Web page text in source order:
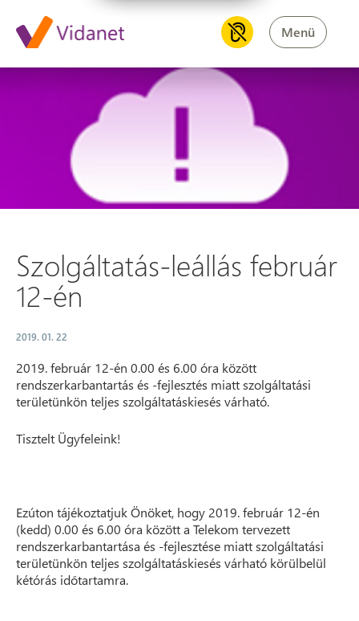
Menü
Szolgáltatás-leállás február
Szolgáltatás-leállás február
12-én
2019. 01. 22
2019. február 12-én 0.00 és 6.00 óra között
rendszerkarbantartás és -fejlesztés miatt szolgáltatási
területünkön teljes szolgáltatáskiesés várható.
Tisztelt Ügyfeleink!
Ezúton tájékoztatjuk Önöket, hogy 2019. február 12-én
(kedd) 0.00 és 6.00 óra között a Telekom tervezett
rendszerkarbantartása és -fejlesztése miatt szolgáltatási
területünkön teljes szolgáltatáskiesés várható körülbelül
kétórás időtartamra.